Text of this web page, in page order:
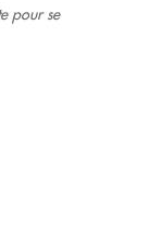
pour se